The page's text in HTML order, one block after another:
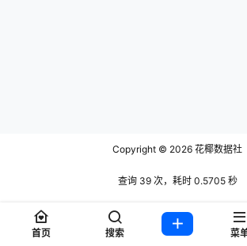
Copyright © 2026 花椰数据社
查询 39 次，耗时 0.5705 秒
首页 搜索 菜